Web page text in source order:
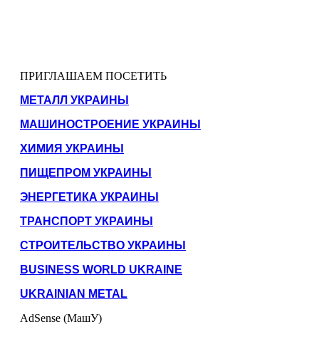
ПРИГЛАШАЕМ ПОСЕТИТЬ
МЕТАЛЛ УКРАИНЫ
МАШИНОСТРОЕНИЕ УКРАИНЫ
ХИМИЯ УКРАИНЫ
ПИЩЕПРОМ УКРАИНЫ
ЭНЕРГЕТИКА УКРАИНЫ
ТРАНСПОРТ УКРАИНЫ
СТРОИТЕЛЬСТВО УКРАИНЫ
BUSINESS WORLD UKRAINE
UKRAINIAN METAL
AdSense (МашУ)